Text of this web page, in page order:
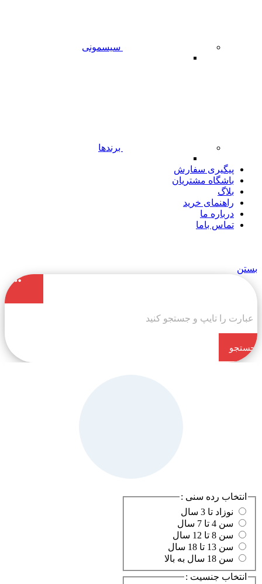
سیسمونی
برندها
پیگیری سفارش
باشگاه مشتریان
بلاگ
راهنمای خرید
درباره ما
تماس باما
بستن
جستجو
انتخاب رده سنی :
انتخاب جنسیت :